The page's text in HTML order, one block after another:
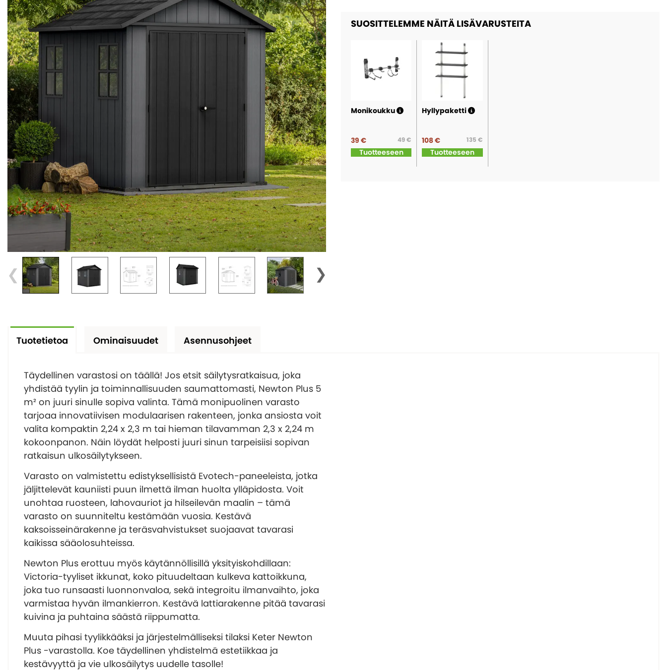
SUOSITTELEMME NÄITÄ LISÄVARUSTEITA
Monikoukku
39 € 49 €
Tuotteeseen
Hyllypaketti
108 € 135 €
Tuotteeseen
Tuotetietoa Ominaisuudet Asennusohjeet
Täydellinen varastosi on täällä! Jos etsit säilytysratkaisua, joka
yhdistää tyylin ja toiminnallisuuden saumattomasti, Newton Plus 5
m² on juuri sinulle sopiva valinta. Tämä monipuolinen varasto
tarjoaa innovatiivisen modulaarisen rakenteen, jonka ansiosta voit
valita kompaktin 2,24 x 2,3 m tai hieman tilavamman 2,3 x 2,24 m
kokoonpanon. Näin löydät helposti juuri sinun tarpeisiisi sopivan
ratkaisun ulkosäilytykseen.
Varasto on valmistettu edistyksellisistä Evotech-paneeleista, jotka
jäljittelevät kauniisti puun ilmettä ilman huolta ylläpidosta. Voit
unohtaa ruosteen, lahovauriot ja hilseilevän maalin – tämä
varasto on suunniteltu kestämään vuosia. Kestävä
kaksoisseinärakenne ja teräsvahvistukset suojaavat tavarasi
kaikissa sääolosuhteissa.
Newton Plus erottuu myös käytännöllisillä yksityiskohdillaan:
Victoria-tyyliset ikkunat, koko pituudeltaan kulkeva kattoikkuna,
joka tuo runsaasti luonnonvaloa, sekä integroitu ilmanvaihto, joka
varmistaa hyvän ilmankierron. Kestävä lattiarakenne pitää tavarasi
kuivina ja puhtaina säästä riippumatta.
Muuta pihasi tyylikkääksi ja järjestelmälliseksi tilaksi Keter Newton
Plus -varastolla. Koe täydellinen yhdistelmä estetiikkaa ja
kestävyyttä ja vie ulkosäilytys uudelle tasolle!